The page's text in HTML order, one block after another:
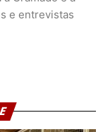
e entrevistas